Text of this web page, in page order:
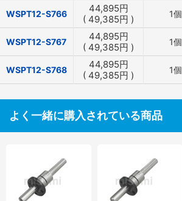
WSPT12-S766 44,895円
( 49,385円 ) 1個
WSPT12-S767 44,895円
( 49,385円 ) 1個
WSPT12-S768 44,895円
( 49,385円 ) 1個
よく一緒に購入されている商品